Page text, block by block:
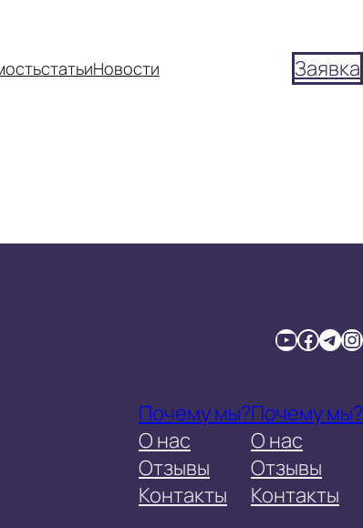
статьиНовости Заявка
YouTube Facebook TelegramInstagram
Почему мы?
О нас
Отзывы
Контакты
Почему мы?
О нас
Отзывы
Контакты